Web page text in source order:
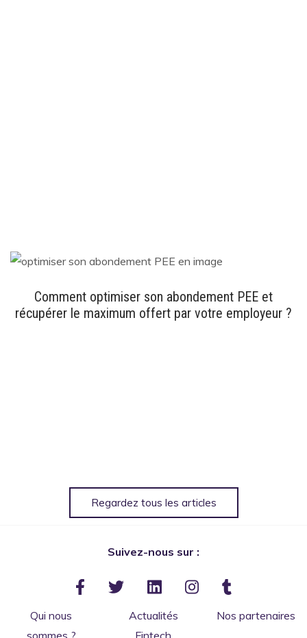
Comment optimiser son abondement PEE et
récupérer le maximum offert par votre employeur ?
Regardez tous les articles
Suivez-nous sur :
Qui nous
sommes ?
Actualités
Fintech
Nos partenaires